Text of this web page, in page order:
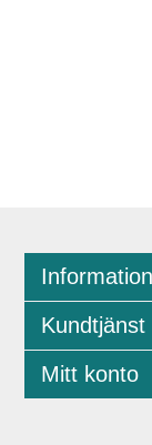
Information
Kundtjänst
Mitt konto